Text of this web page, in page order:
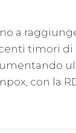
a
timori
con la